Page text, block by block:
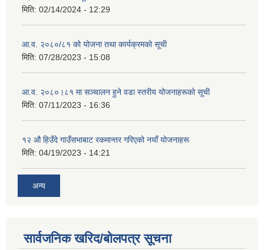
मिति: 02/14/2024 - 12:29
आ.व. २०८०/८१ को योजना तथा कार्यक्रमको सूची
मिति: 07/28/2023 - 15:08
आ.व. २०८०।८१ मा सञ्चालन हुने वडा स्तरीय योजनाहरूको सूची
मिति: 07/11/2023 - 16:36
१२ औ हिउँदे गाउँसभाबाट रकमान्तर गरिएको नयाँ योजनाहरू
मिति: 04/19/2023 - 14:21
अन्य
सार्वजनिक खरिद/बोलपत्र सूचना